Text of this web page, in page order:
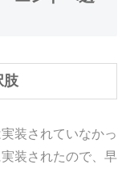
肢
装されていなかっ
装されたので、早